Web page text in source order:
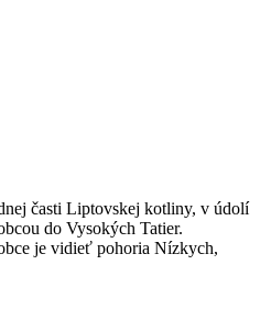
časti Liptovskej kotliny, v údolí
do Vysokých Tatier.
je vidieť pohoria Nízkych,